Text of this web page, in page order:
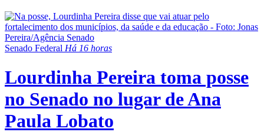
Senado Federal Há 16 horas
Lourdinha Pereira toma posse
no Senado no lugar de Ana
Paula Lobato